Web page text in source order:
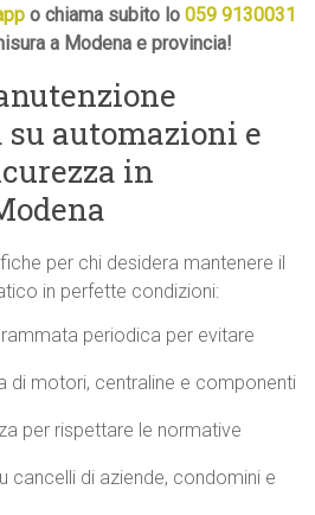
o chiama subito lo059 9130031
a Modena e provincia!
automazioni e
in
per chi desidera mantenere il
in perfette condizioni:
periodica per evitare
di motori, centraline e componenti
per rispettare le normative
cancelli di aziende, condomini e